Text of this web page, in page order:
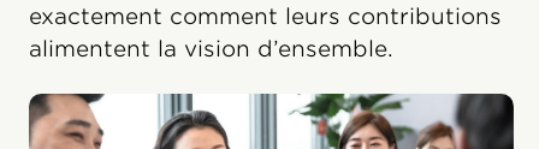
exactement comment leurs contributions
alimentent la vision d’ensemble.